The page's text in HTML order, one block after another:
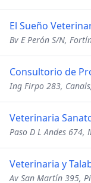
El Sueño
Bv E Perón S/N,
Consultorio de
Ing Firpo 283,
Veterinaria
Paso D L Andes 674,
Veterinaria y
Av San Martín 395,